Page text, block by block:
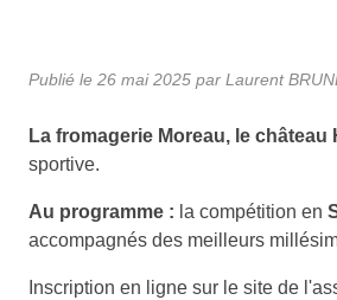
Publié le 26 mai 2025 par Laurent
La fromagerie Moreau, le château
sportive.
Au programme : la compétition en
accompagnés des meilleurs
Inscription en ligne sur le site de